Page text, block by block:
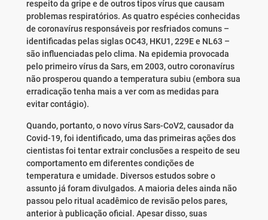
respeito da gripe e de outros tipos vírus que causam
problemas respiratórios. As quatro espécies conhecidas
de coronavírus responsáveis por resfriados comuns –
identificadas pelas siglas OC43, HKU1, 229E e NL63 –
são influenciadas pelo clima. Na epidemia provocada
pelo primeiro vírus da Sars, em 2003, outro coronavírus
não prosperou quando a temperatura subiu (embora sua
erradicação tenha mais a ver com as medidas para
evitar contágio).
Quando, portanto, o novo vírus Sars-CoV2, causador da
Covid-19, foi identificado, uma das primeiras ações dos
cientistas foi tentar extrair conclusões a respeito de seu
comportamento em diferentes condições de
temperatura e umidade. Diversos estudos sobre o
assunto já foram divulgados. A maioria deles ainda não
passou pelo ritual acadêmico de revisão pelos pares,
anterior à publicação oficial. Apesar disso, suas